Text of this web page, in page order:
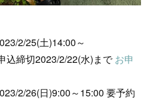
2/25(土)14:00～
込締切2023/2/22(水)までお申
2/26(日)9:00～15:00 要予約